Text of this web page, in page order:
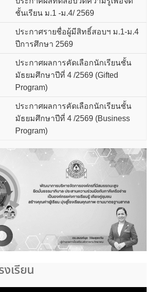
ศึกษา
มเว็บไซต์
นวิทยาคม
ชั้นเรียน ม.1 -ม.4/ 2569
ประกาศรายชื่อผู้มีสิทธิ์สอบฯ ม.1-ม.4
ปีการศึกษา 2569
ประกาศผลการคัดเลือกนักเรียนชั้น
มัธยมศึกษาปีที่ 4 /2569 (Gifted
Program)
ประกาศผลการคัดเลือกนักเรียนชั้น
มัธยมศึกษาปีที่ 4 /2569 (Business
Program)
งเรียน